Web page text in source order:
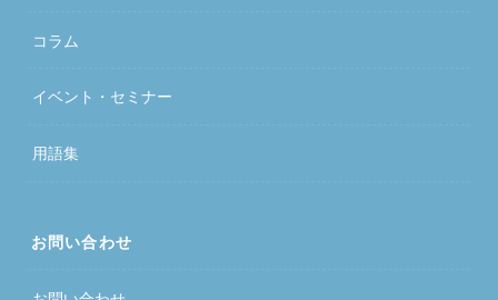
コラム
イベント・セミナー
用語集
お問い合わせ